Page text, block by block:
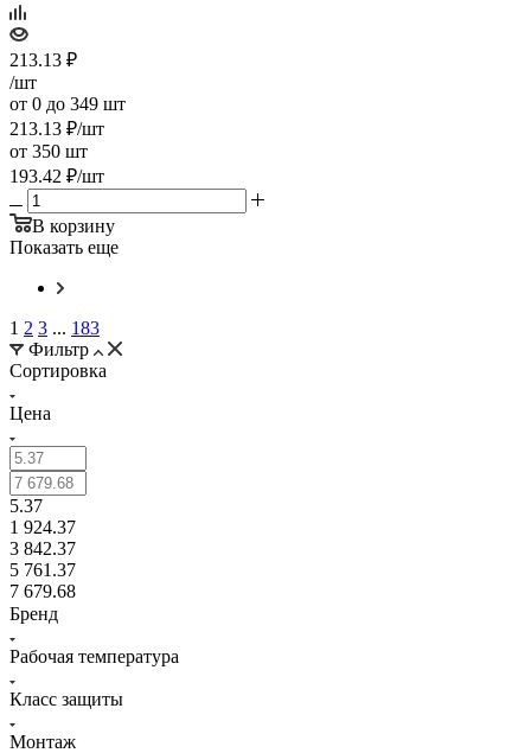
213.13 ₽
/шт
от 0 до 349 шт
213.13 ₽/шт
от 350 шт
193.42 ₽/шт
В корзину
Показать еще
1 2 3 ... 183
Фильтр
Сортировка
Цена
5.37
1 924.37
3 842.37
5 761.37
7 679.68
Бренд
Рабочая температура
Класс защиты
Монтаж